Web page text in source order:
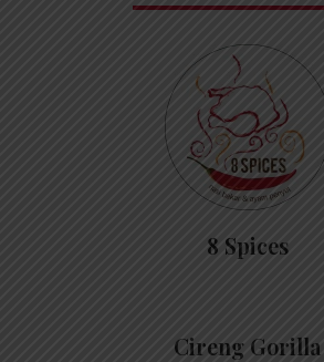
8 Spices
Cireng Gorilla